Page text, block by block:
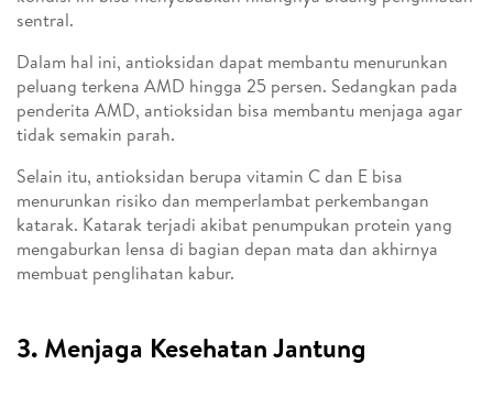
sentral.
Dalam hal ini, antioksidan dapat membantu menurunkan
peluang terkena AMD hingga 25 persen. Sedangkan pada
penderita AMD, antioksidan bisa membantu menjaga agar
tidak semakin parah.
Selain itu, antioksidan berupa vitamin C dan E bisa
menurunkan risiko dan memperlambat perkembangan
katarak. Katarak terjadi akibat penumpukan protein yang
mengaburkan lensa di bagian depan mata dan akhirnya
membuat penglihatan kabur.
3. Menjaga Kesehatan Jantung